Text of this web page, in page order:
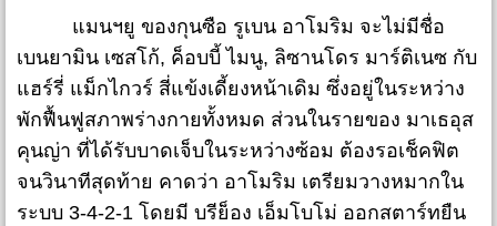
แมนฯยู ของกุนซือ รูเบน อาโมริม จะไม่มีชื่อ
เบนยามิน เซสโก้, ค็อบบี้ ไมนู, ลิซานโดร มาร์ติเนซ กับ
แฮร์รี่ แม็กไกวร์ สี่แข้งเดี้ยงหน้าเดิม ซึ่งอยู่ในระหว่าง
พักฟื้นฟูสภาพร่างกายทั้งหมด ส่วนในรายของ มาเธอุส
คุนญ่า ที่ได้รับบาดเจ็บในระหว่างซ้อม ต้องรอเช็คฟิต
จนวินาทีสุดท้าย คาดว่า อาโมริม เตรียมวางหมากใน
ระบบ 3-4-2-1 โดยมี บรีย็อง เอ็มโบโม่ ออกสตาร์ทยืน